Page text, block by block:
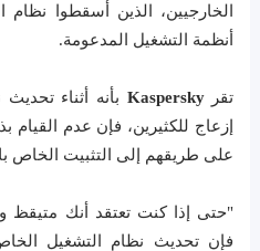
الخارجيين، الذين أسقطوا
أنظمة التشغيل المدعومة.
تقرKaspersky بأنه أثناء
إزعاج للكثيرين، فإن عدم القيام
على طريقهم إلى التثبيت الخاص
"حتى إذا كنت تعتقد أنك متيقظ
فإن تحديث نظام التشغيل